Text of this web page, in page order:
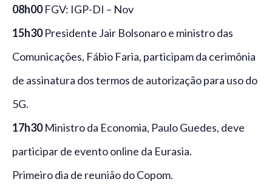
08h00FGV: IGP-DI – Nov
15h30Presidente Jair Bolsonaro e ministro das
Comunicações, Fábio Faria, participam da cerimônia
de assinatura dos termos de autorização para uso do
5G.
17h30Ministro da Economia, Paulo Guedes, deve
participar de evento online da Eurasia.
Primeiro dia de reunião do Copom.